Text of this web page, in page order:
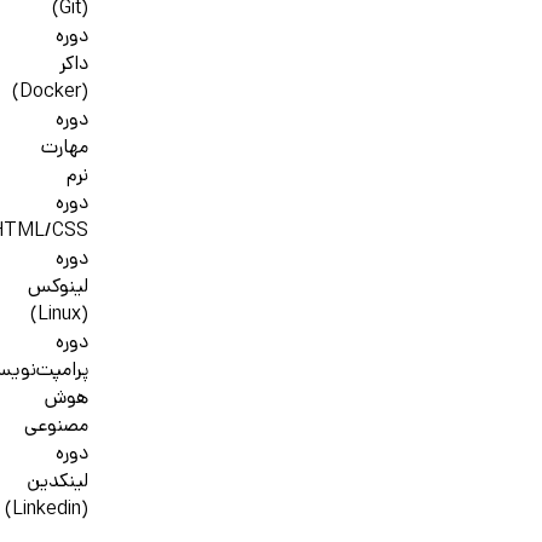
(Git)
دوره
داکر
(Docker)
دوره
مهارت
نرم
دوره
CSS
دوره
لینوکس
(Linux)
دوره
هوش
مصنوعی
دوره
لینکدین
(Linkedin)